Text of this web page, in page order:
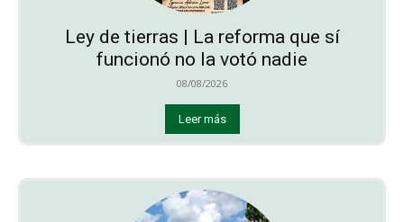
Ley de tierras | La reforma que sí
funcionó no la votó nadie
08/08/2026
Leer más